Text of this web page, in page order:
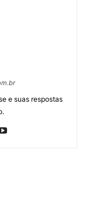
e suas respostas